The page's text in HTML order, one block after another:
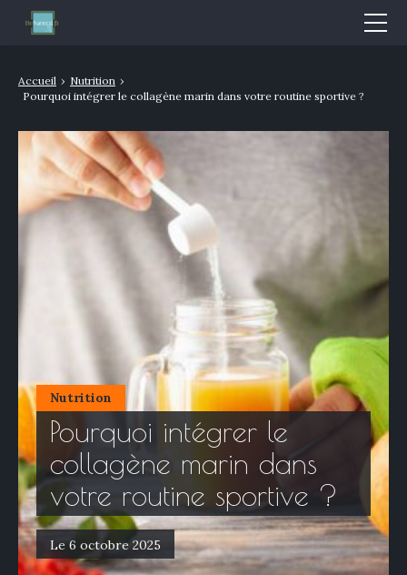
Nutrition
Pourquoi intégrer le
collagène marin dans
votre routine sportive ?
Le 6 octobre 2025
Accueil › Nutrition ›
Pourquoi intégrer le collagène marin dans votre routine sportive ?
Bien-être & Santé
Nutrition
Bio/Naturel